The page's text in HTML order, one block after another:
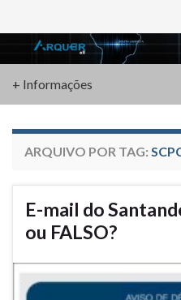
Search for:
+ Informações
ARQUIVO POR TAG:
E-mail do
ou FALSO?